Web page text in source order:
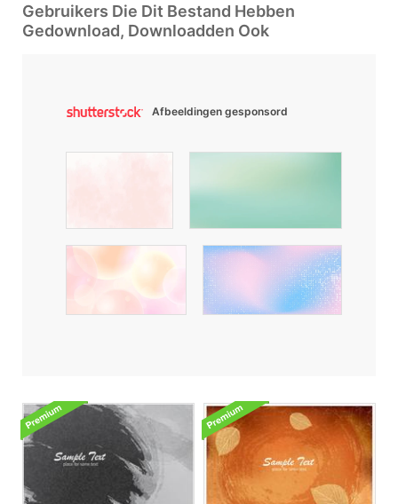
Gebruikers Die Dit Bestand Hebben
Gedownload, Downloadden Ook
Afbeeldingen gesponsord